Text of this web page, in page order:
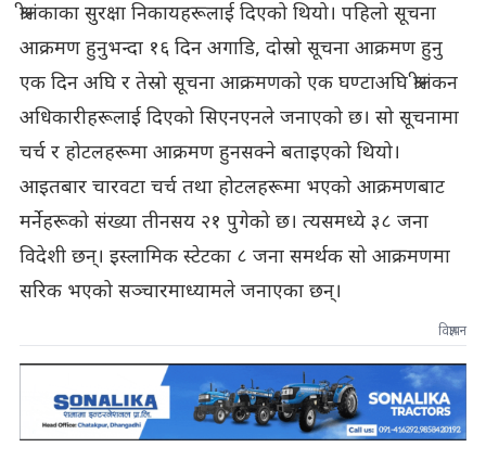
श्रीलंकाका सुरक्षा निकायहरूलाई दिएको थियो। पहिलो सूचना
आक्रमण हुनुभन्दा १६ दिन अगाडि, दोस्रो सूचना आक्रमण हुनु
एक दिन अघि र तेस्रो सूचना आक्रमणको एक घण्टाअघि श्रीलंकन
अधिकारीहरूलाई दिएको सिएनएनले जनाएको छ। सो सूचनामा
चर्च र होटलहरूमा आक्रमण हुनसक्ने बताइएको थियो।
आइतबार चारवटा चर्च तथा होटलहरूमा भएको आक्रमणबाट
मर्नेहरूको संख्या तीनसय २१ पुगेको छ। त्यसमध्ये ३८ जना
विदेशी छन्। इस्लामिक स्टेटका ८ जना समर्थक सो आक्रमणमा
सरिक भएको सञ्चारमाध्यामले जनाएका छन्।
विज्ञापन